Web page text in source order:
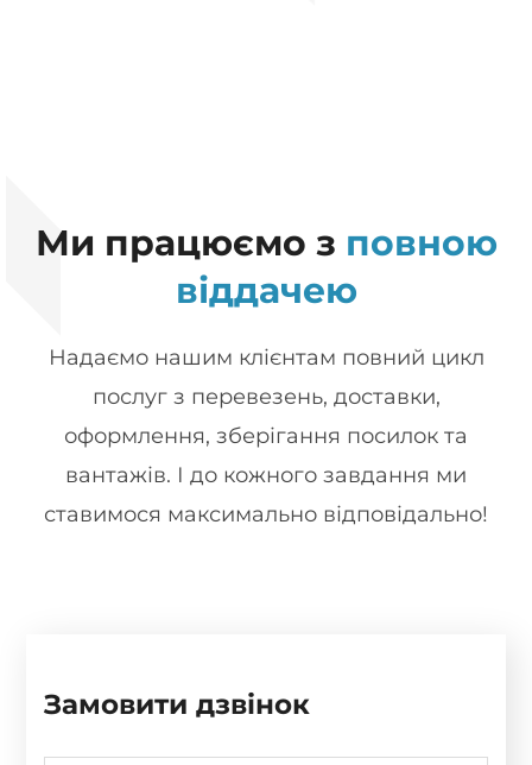
Ми працюємо з повною
віддачею
Надаємо нашим клієнтам повний цикл
послуг з перевезень, доставки,
оформлення, зберігання посилок та
вантажів. І до кожного завдання ми
ставимося максимально відповідально!
Замовити дзвінок